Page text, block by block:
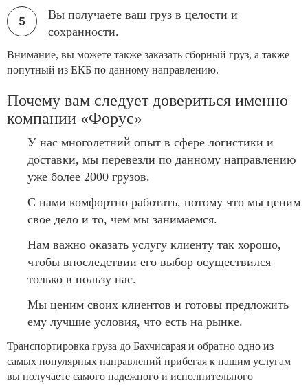
Вы получаете ваш груз в целости и
сохранности.
Внимание, вы можете также заказать сборный груз, а также
попутный из ЕКБ по данному направлению.
Почему вам следует довериться именно
компании «Форус»
У нас многолетний опыт в сфере логистики и
доставки, мы перевезли по данному направлению
уже более 2000 грузов.
С нами комфортно работать, потому что мы ценим
свое дело и то, чем мы занимаемся.
Нам важно оказать услугу клиенту так хорошо,
чтобы впоследствии его выбор осуществился
только в пользу нас.
Мы ценим своих клиентов и готовы предложить
ему лучшие условия, что есть на рынке.
Транспортировка груза до Бахчисарая и обратно одно из
самых популярных направлений прибегая к нашим услугам
вы получаете самого надежного и исполнительного